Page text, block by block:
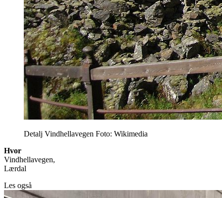
Detalj Vindhellavegen Foto: Wikimedia
Hvor
Vindhellavegen,
Lærdal
Les også